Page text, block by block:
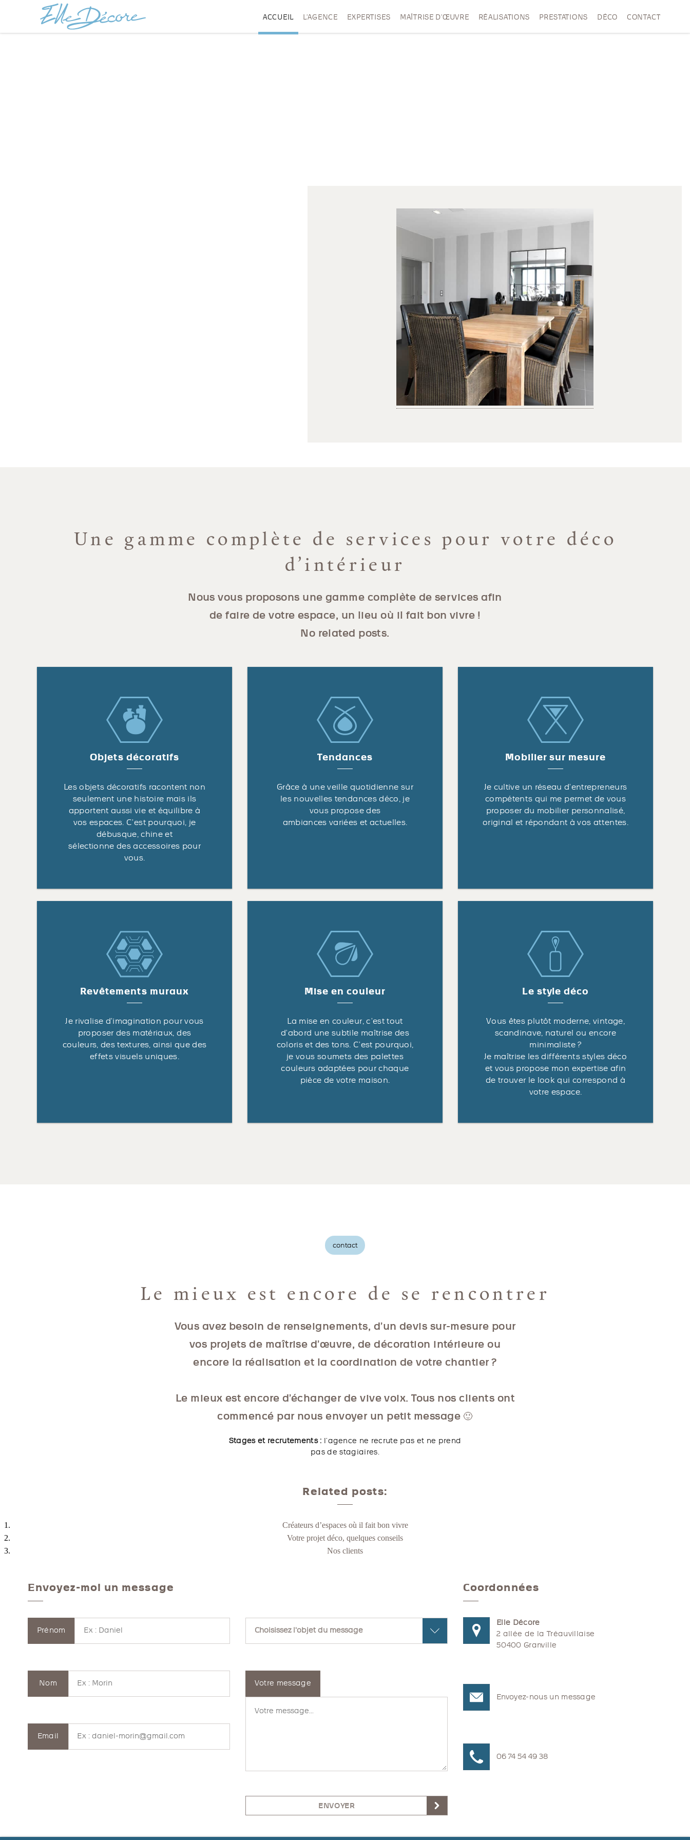
ACCUEIL L’AGENCE EXPERTISES MAÎTRISE D’ŒUVRE RÉALISATIONS PRESTATIONS DÉCO CONTACT
Une gamme complète de services pour votre déco
d’intérieur
Nous vous proposons une gamme complète de services afin
de faire de votre espace, un lieu où il fait bon vivre !
No related posts.
Objets décoratifs
Les objets décoratifs racontent non
seulement une histoire mais ils
apportent aussi vie et équilibre à
vos espaces. C’est pourquoi, je
débusque, chine et
sélectionne des accessoires pour
vous.
Tendances
Grâce à une veille quotidienne sur
les nouvelles tendances déco, je
vous propose des
ambiances variées et actuelles.
Mobilier sur mesure
Je cultive un réseau d’entrepreneurs
compétents qui me permet de vous
proposer du mobilier personnalisé,
original et répondant à vos attentes.
Revêtements muraux
Je rivalise d’imagination pour vous
proposer des matériaux, des
couleurs, des textures, ainsi que des
effets visuels uniques.
Mise en couleur
La mise en couleur, c’est tout
d’abord une subtile maîtrise des
coloris et des tons. C’est pourquoi,
je vous soumets des palettes
couleurs adaptées pour chaque
pièce de votre maison.
Le style déco
Vous êtes plutôt moderne, vintage,
scandinave, naturel ou encore
minimaliste ?
Je maîtrise les différents styles déco
et vous propose mon expertise afin
de trouver le look qui correspond à
votre espace.
contact
Le mieux est encore de se rencontrer
Vous avez besoin de renseignements, d’un devis sur-mesure pour
vos projets de maîtrise d’œuvre, de décoration intérieure ou
encore la réalisation et la coordination de votre chantier ?
Le mieux est encore d’échanger de vive voix. Tous nos clients ont
commencé par nous envoyer un petit message 🙂
Stages et recrutements : l’agence ne recrute pas et ne prend
pas de stagiaires.
Related posts:
Créateurs d’espaces où il fait bon vivre
Votre projet déco, quelques conseils
Nos clients
Envoyez-moi un message
Prénom
Nom
Email
Votre message
ENVOYER
Coordonnées
Elle Décore
2 allée de la Tréauvillaise
50400 Granville
Envoyez-nous un message
06 74 54 49 38